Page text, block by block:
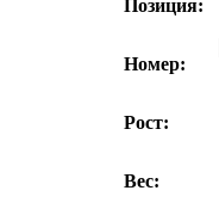
Позиция:
Номер:
Рост:
Вес: